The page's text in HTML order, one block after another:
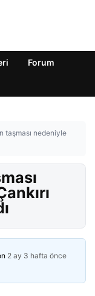
Forum
taşması nedeniyle
2 ay 3 hafta önce